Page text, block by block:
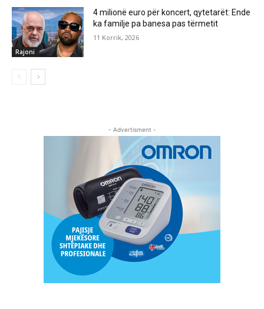
Rajoni
4 milionë euro për koncert, qytetarët: Ende
ka familje pa banesa pas tërmetit
11 Korrik, 2026
- Advertisment -